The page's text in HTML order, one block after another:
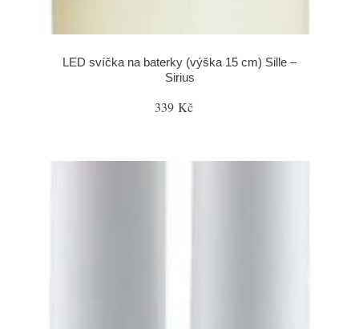
LED svíčka na baterky (výška 15 cm) Sille –
Sirius
339 Kč